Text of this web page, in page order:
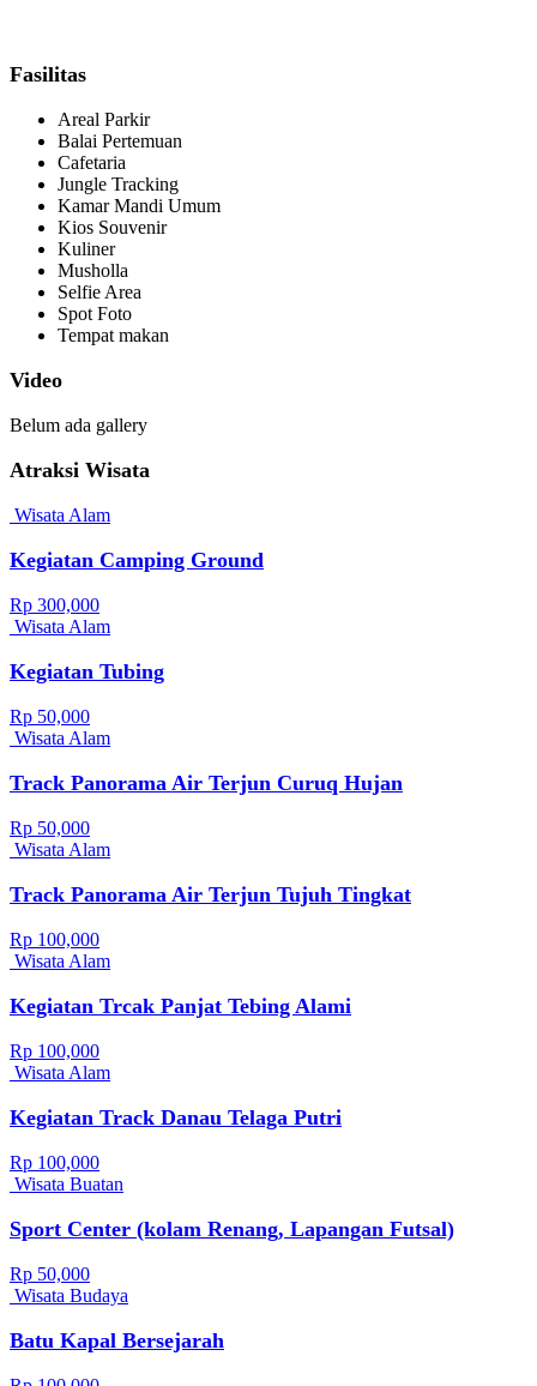
Fasilitas
Areal Parkir
Balai Pertemuan
Cafetaria
Jungle Tracking
Kamar Mandi Umum
Kios Souvenir
Kuliner
Musholla
Selfie Area
Spot Foto
Tempat makan
Video
Belum ada gallery
Atraksi Wisata
Wisata Alam
Kegiatan Camping Ground
Rp 300,000
Wisata Alam
Kegiatan Tubing
Rp 50,000
Wisata Alam
Track Panorama Air Terjun Curuq Hujan
Rp 50,000
Wisata Alam
Track Panorama Air Terjun Tujuh Tingkat
Rp 100,000
Wisata Alam
Kegiatan Trcak Panjat Tebing Alami
Rp 100,000
Wisata Alam
Kegiatan Track Danau Telaga Putri
Rp 100,000
Wisata Buatan
Sport Center (kolam Renang, Lapangan Futsal)
Rp 50,000
Wisata Budaya
Batu Kapal Bersejarah